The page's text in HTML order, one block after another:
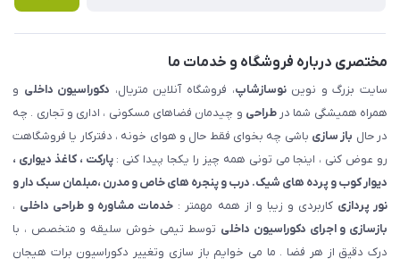
مختصری درباره فروشگاه و خدمات ما
سایت بزرگ و نویننوسازشاپ، فروشگاه آنلاین متریال، دکوراسیون داخلی و
همراه همیشگی شما درطراحی و چیدمان فضاهای مسکونی ، اداری و تجاری . چه
در حال باز سازی باشی چه بخوای فقط حال و هوای خونه ، دفترکار یا فروشگاهت
رو عوض کنی ، اینجا می تونی همه چیز را یکجا پیدا کنی :پارکت ، کاغذ دیواری ،
دیوار کوب و پرده های شیک. درب و پنجره های خاص و مدرن ،مبلمان سبک دار و
نور پردازی کاربردی و زیبا و از همه مهمتر : خدمات مشاوره و طراحی داخلی ،
بازسازی و اجرای دکوراسیون داخلی توسط تیمی خوش سلیقه و متخصص ، با
درک دقیق از هر فضا . ما می خوایم باز سازی وتغییر دکوراسیون برات هیجان